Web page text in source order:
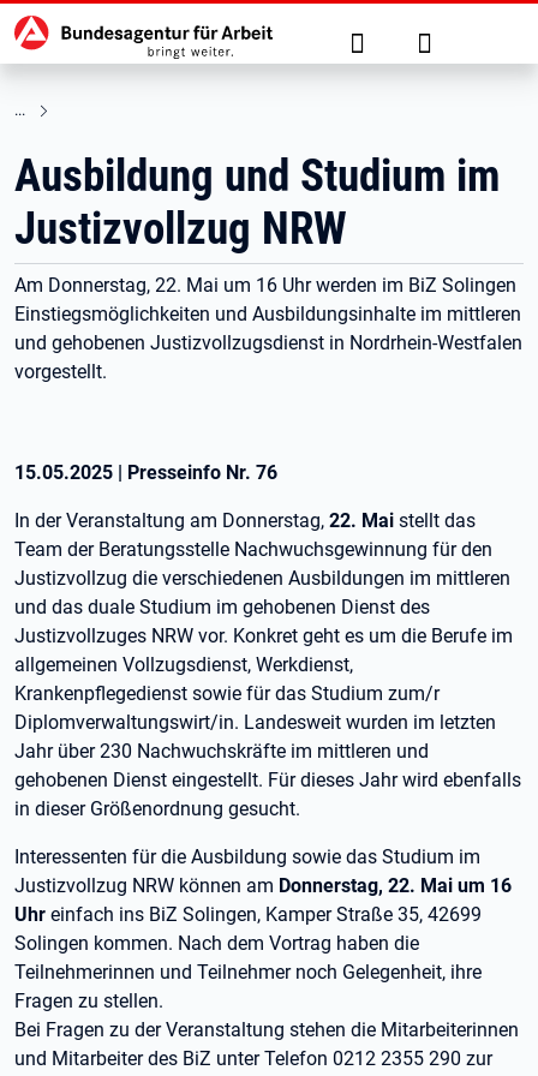
zu den Hauptinhalten springen
Hauptnavigation Suche Anmelden
Ausbildung und Studium im
Justizvollzug NRW
Am Donnerstag, 22. Mai um 16 Uhr werden im BiZ Solingen
Einstiegsmöglichkeiten und Ausbildungsinhalte im mittleren
und gehobenen Justizvollzugsdienst in Nordrhein-Westfalen
vorgestellt.
15.05.2025 | Presseinfo Nr. 76
In der Veranstaltung am Donnerstag, 22. Mai stellt das
Team der Beratungsstelle Nachwuchsgewinnung für den
Justizvollzug die verschiedenen Ausbildungen im mittleren
und das duale Studium im gehobenen Dienst des
Justizvollzuges NRW vor. Konkret geht es um die Berufe im
allgemeinen Vollzugsdienst, Werkdienst,
Krankenpflegedienst sowie für das Studium zum/r
Diplomverwaltungswirt/in. Landesweit wurden im letzten
Jahr über 230 Nachwuchskräfte im mittleren und
gehobenen Dienst eingestellt. Für dieses Jahr wird ebenfalls
in dieser Größenordnung gesucht.
Interessenten für die Ausbildung sowie das Studium im
Justizvollzug NRW können am Donnerstag, 22. Mai um 16
Uhr einfach ins BiZ Solingen, Kamper Straße 35, 42699
Solingen kommen. Nach dem Vortrag haben die
Teilnehmerinnen und Teilnehmer noch Gelegenheit, ihre
Fragen zu stellen.
Bei Fragen zu der Veranstaltung stehen die Mitarbeiterinnen
und Mitarbeiter des BiZ unter Telefon 0212 2355 290 zur